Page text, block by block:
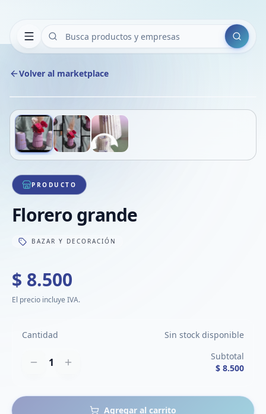
Buscar
Volver al marketplace
1/3
PRODUCTO
Florero grande
BAZAR Y DECORACIÓN
$ 8.500
El precio incluye IVA.
Cantidad Sin stock disponible
1
Subtotal
$ 8.500
Agregar al carrito